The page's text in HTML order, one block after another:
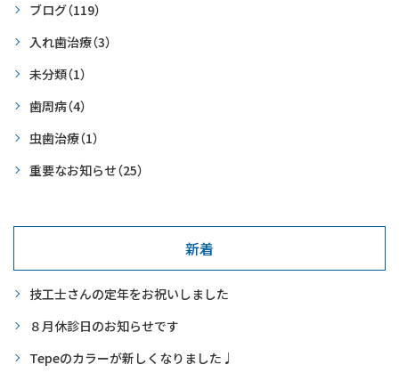
ブログ（119）
入れ歯治療（3）
未分類（1）
歯周病（4）
虫歯治療（1）
重要なお知らせ（25）
新着
技工士さんの定年をお祝いしました
８月休診日のお知らせです
Tepeのカラーが新しくなりました♩